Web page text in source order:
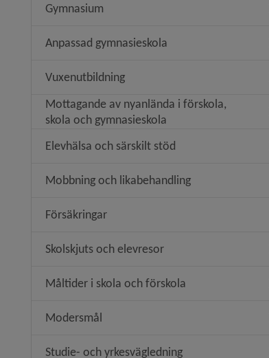
Gymnasium
Anpassad gymnasieskola
Vuxenutbildning
Mottagande av nyanlända i förskola,
skola och gymnasieskola
Elevhälsa och särskilt stöd
Mobbning och likabehandling
Försäkringar
Skolskjuts och elevresor
Måltider i skola och förskola
Modersmål
Studie- och yrkesvägledning